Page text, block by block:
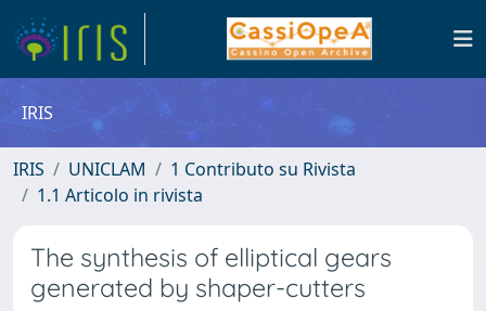
IRIS
IRIS UNICLAM
1 Contributo su Rivista
1.1 Articolo in rivista
The synthesis of elliptical gears
generated by shaper-cutters